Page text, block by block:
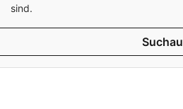
sind.